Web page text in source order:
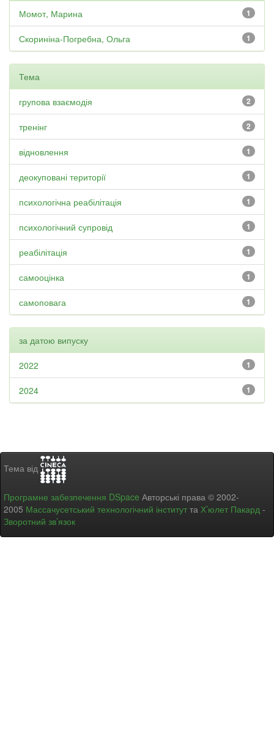
1
Момот, Марина
1
Скориніна-Погребна, Ольга
Тема
2
групова взаємодія
2
тренінг
1
відновлення
1
деокуповані території
1
психологічна реабілітація
1
психологічний супровід
1
реабілітація
1
самооцінка
1
самоповага
за датою випуску
1
2022
1
2024
Тема від
Програмне забезпечення DSpace Авторські права © 2002-
2005 Массачусетський технологічний інститут та Х’юлет Пакард -
Зворотний зв’язок